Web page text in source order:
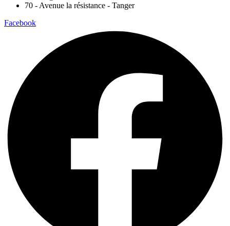
70 - Avenue la résistance - Tanger
Facebook